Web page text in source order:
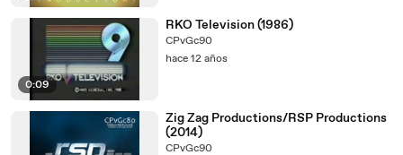
0:09
RKO Television (1986)
CPvGc90
hace 12 años
Zig Zag Productions/RSP Productions
(2014)
CPvGc90